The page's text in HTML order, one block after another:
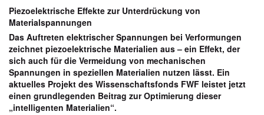
Piezoelektrische Effekte zur Unterdrückung von
Materialspannungen
Das Auftreten elektrischer Spannungen bei Verformungen
zeichnet piezoelektrische Materialien aus – ein Effekt, der
sich auch für die Vermeidung von mechanischen
Spannungen in speziellen Materialien nutzen lässt. Ein
aktuelles Projekt des Wissenschaftsfonds FWF leistet jetzt
einen grundlegenden Beitrag zur Optimierung dieser
„intelligenten Materialien“.